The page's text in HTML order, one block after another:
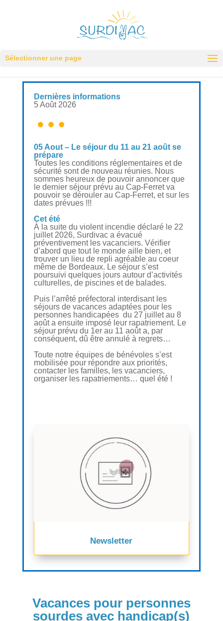
Sélectionner une page
Dernières informations
5 Août 2026
05 Aout – Le séjour du 11 au 21 août se
prépare
Toutes les conditions réglementaires et de
sécurité sont de nouveau réunies. Nous
sommes heureux de pouvoir annoncer que
le dernier séjour prévu au Cap-Ferret va
pouvoir se dérouler au Cap-Ferret, et sur les
dates prévues !!!
Cet été
À la suite du violent incendie déclaré le 22
juillet 2026, Surdivac a évacué
préventivement les vacanciers. Vérifier
d’abord que tout le monde aille bien, et
trouver un lieu de repli agréable au coeur
même de Bordeaux. Le séjour s’est
poursuivi quelques jours autour d’activités
culturelles, de piscines et de balades.
Puis l’arrêté préfectoral interdisant les
séjours de vacances adaptées pour les
personnes handicapées du 27 juillet au 8
août a ensuite imposé leur rapatriement. Le
séjour prévu du 1er au 11 août a, par
conséquent, dû être annulé à regrets…
Toute notre équipes de bénévoles s’est
mobilisée pour répondre aux priorités,
contacter les familles, les vacanciers,
organiser les rapatriements… quel été !
Newsletter
Vacances pour personnes
sourdes avec handicap(s)